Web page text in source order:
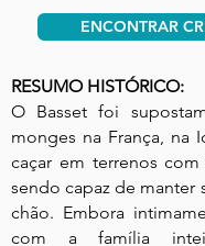
ENCONTRAR
RESUMO HISTÓRICO:
O Basset foi
monges na França, na
caçar em terrenos
sendo capaz de manter
chão. Embora
com a família